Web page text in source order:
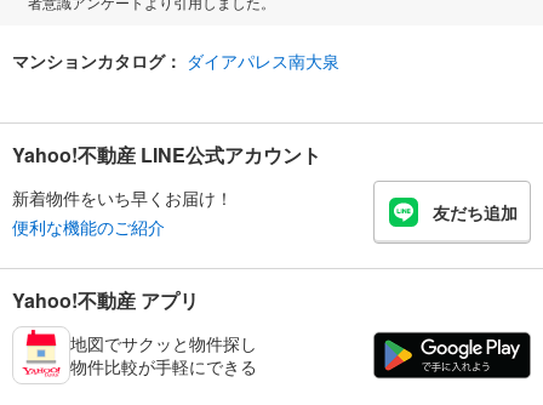
マンションカタログ： ダイアパレス南大泉
Yahoo!不動産 LINE公式アカウント
新着物件をいち早くお届け！
便利な機能のご紹介
友だち追加
Yahoo!不動産 アプリ
地図でサクッと物件探し
物件比較が手軽にできる